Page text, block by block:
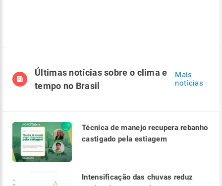
Últimas notícias sobre o clima e
tempo no Brasil
Mais
notícias
Técnica de manejo recupera rebanho
castigado pela estiagem
Intensificação das chuvas reduz